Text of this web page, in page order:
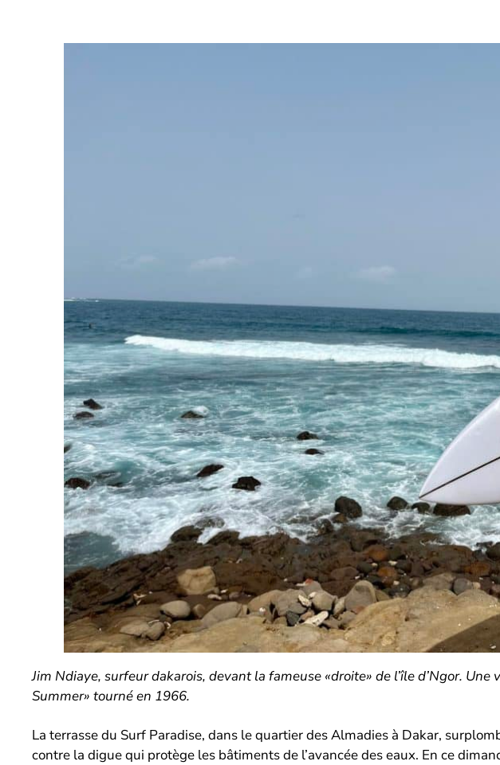
Jim Ndiaye, surfeur dakarois, devant la fameuse «droite» de l’île d’Ngor.
Summer» tourné en 1966.
La terrasse du Surf Paradise, dans le quartier des Almadies à Dakar,
contre la digue qui protège les bâtiments de l’avancée des eaux. En ce